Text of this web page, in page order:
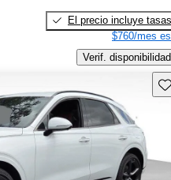
El precio incluye tasas
$760/mes
Verif. disponibilidad